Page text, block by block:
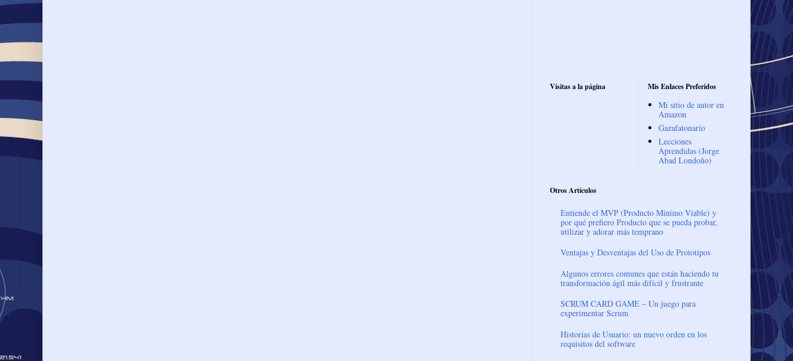
Visitas a la página Mis Enlaces Preferidos
Mi sitio de autor en
Amazon
Gazafatonario
Lecciones
Aprendidas (Jorge
Abad Londoño)
Otros Artículos
Entiende el MVP (Producto Mínimo Viable) y
por qué prefiero Producto que se pueda probar,
utilizar y adorar más temprano
Ventajas y Desventajas del Uso de Prototipos
Algunos errores comunes que están haciendo tu
transformación ágil más difícil y frustrante
SCRUM CARD GAME – Un juego para
experimentar Scrum
Historias de Usuario: un nuevo orden en los
requisitos del software